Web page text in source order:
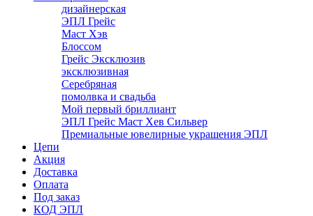
дизайнерская
ЭПЛ Грейс
Маст Хэв
Блоссом
Грейс Эксклюзив
эксклюзивная
Серебряная
помолвка и свадьба
Мой первый бриллиант
ЭПЛ Грейс Маст Хев Сильвер
Премиальные ювелирные украшения ЭПЛ
Цепи
Акция
Доставка
Оплата
Под заказ
КОД ЭПЛ